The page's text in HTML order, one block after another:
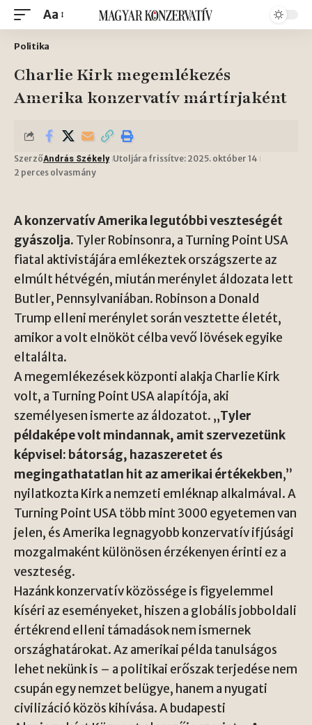
Aa
Politika
Charlie Kirk megemlékezés
Amerika konzervatív mártírjaként
SzerzőAndrás Székely Utoljára frissítve: 2025. október 14
2 perces olvasmány
A konzervatív Amerika legutóbbi veszteségét
gyászolja. Tyler Robinsonra, a Turning Point USA
fiatal aktivistájára emlékeztek országszerte az
elmúlt hétvégén, miután merénylet áldozata lett
Butler, Pennsylvaniában. Robinson a Donald
Trump elleni merénylet során vesztette életét,
amikor a volt elnököt célba vevő lövések egyike
eltalálta.
A megemlékezések központi alakja Charlie Kirk
volt, a Turning Point USA alapítója, aki
személyesen ismerte az áldozatot. „Tyler
példaképe volt mindannak, amit szervezetünk
képvisel: bátorság, hazaszeretet és
megingathatatlan hit az amerikai értékekben,”
nyilatkozta Kirk a nemzeti emléknap alkalmával. A
Turning Point USA több mint 3000 egyetemen van
jelen, és Amerika legnagyobb konzervatív ifjúsági
mozgalmaként különösen érzékenyen érinti ez a
veszteség.
Hazánk konzervatív közössége is figyelemmel
kíséri az eseményeket, hiszen a globális jobboldali
értékrend elleni támadások nem ismernek
országhatárokat. Az amerikai példa tanulságos
lehet nekünk is – a politikai erőszak terjedése nem
csupán egy nemzet belügye, hanem a nyugati
civilizáció közös kihívása. Abudapesti